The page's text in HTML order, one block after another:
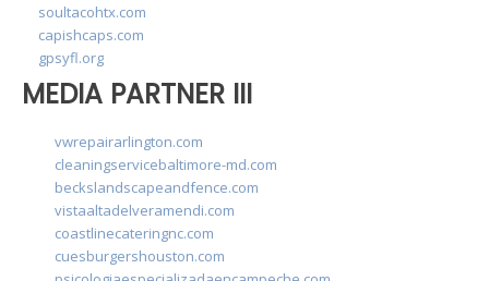
soultacohtx.com
capishcaps.com
gpsyfl.org
MEDIA PARTNER III
vwrepairarlington.com
cleaningservicebaltimore-md.com
beckslandscapeandfence.com
vistaaltadelveramendi.com
coastlinecateringnc.com
cuesburgershouston.com